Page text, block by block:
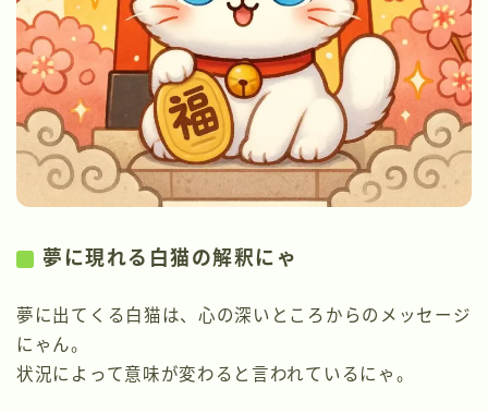
夢に現れる白猫の解釈にゃ
夢に出てくる白猫は、心の深いところからのメッセージ
にゃん。
状況によって意味が変わると言われているにゃ。